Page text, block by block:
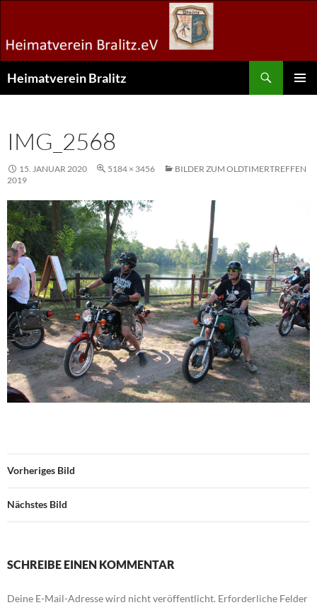
springen
Heimatverein Bralitz
IMG_2568
15. JANUAR 2020 5184 × 3456
BILDER ZUM OLDTIMERTREFFEN
2019
Vorheriges Bild
Nächstes Bild
SCHREIBE EINEN KOMMENTAR
Deine E-Mail-Adresse wird nicht veröffentlicht. Erforderliche Felder